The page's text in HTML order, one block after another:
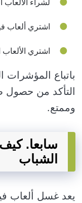
لشراء
اشتري ألعاب
اشتري
باتباع المؤشرات
التأكد من
وممتع.
سابعا.
الشباب
يعد غسل ألعاب